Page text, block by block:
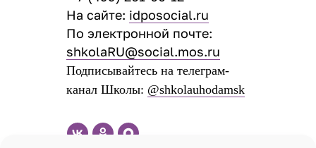
На сайте: idposocial.ru
По электронной почте:
shkolaRU@social.mos.ru
Подписывайтесь на телеграм-
канал Школы: @shkolauhodamsk